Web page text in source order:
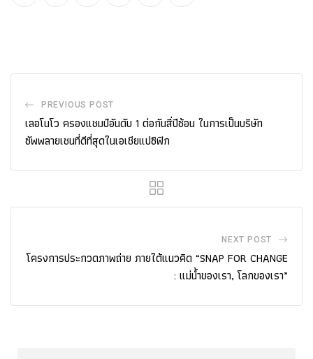
PREVIOUS POST
เลอโนโว ครองแชมป์อันดับ 1 ต่อกันสี่ปีซ้อน ในการเป็นบริษัท
ซัพพลายเชนที่ดีที่สุดในเอเชียแปซิฟิก
NEXT POST
โครงการประกวดภาพถ่าย ภายใต้แนวคิด “SNAP FOR CHANGE
: แม่น้ำของเรา, โลกของเรา”